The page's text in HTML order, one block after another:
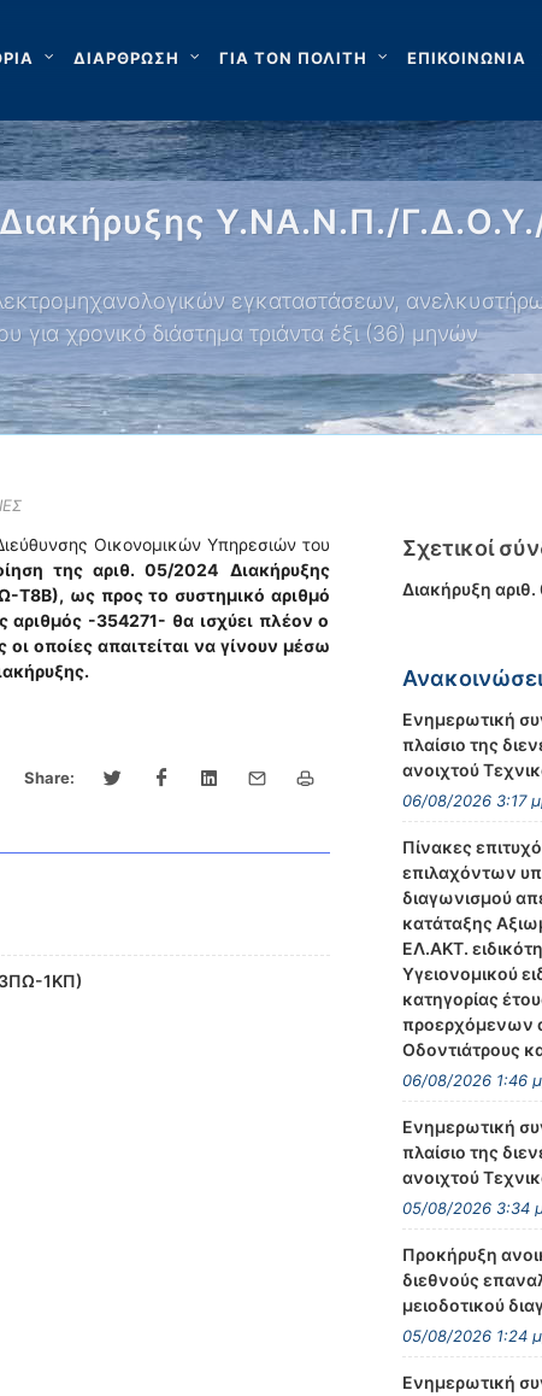
ΔΙΑΡΘΡΩΣΗ ΓΙΑ ΤΟΝ ΠΟΛΙΤΗ ΕΠΙΚΟΙΝΩΝΙΑ
Υ.ΝΑ.Ν.Π./
εγκαταστάσεων,
για χρονικό διάστημα τριάντα έξι (36) μηνών
Οικονομικών Υπηρεσιών του
της αριθ. 05/2024 Διακήρυξης
Τ8Β), ως προς το συστημικό αριθμό
-354271- θα ισχύει πλέον ο
οποίες απαιτείται να γίνουν μέσω
Share:
1ΚΠ)
Σχετικοί
Διακήρυξη
Ενημερωτική
πλαίσιο της
ανοιχτού
06/08/2026 3:17
Πίνακες
επιλαχόντων
διαγωνισμού
κατάταξης
ΕΛ.ΑΚΤ.
Υγειονομικού
κατηγορίας
προερχόμενων
Οδοντιάτρους
06/08/2026 1:46
Ενημερωτική
πλαίσιο της
ανοιχτού
05/08/2026 3:34
Προκήρυξη
διεθνούς
μειοδοτικού
05/08/2026 1:24
Ενημερωτική